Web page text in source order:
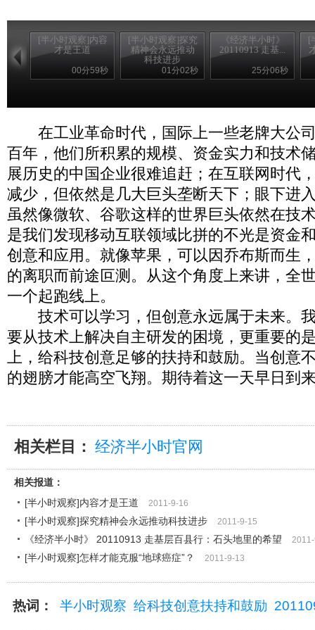
[半小时观察]内容
才是王道
00分59秒
[半小时观察]探究
精神会永远推动
科技进步
01分02秒
《经济半小时》
20110913 走基...
25分06秒
[
在工业革命时代，国际上一些老牌大公
百年，他们所积累的规模、资金实力和技术
展历史的中国企业很难追赶；在互联网时代
减少，但依然是几大巨头垄断天下；眼下进
虽然像微软、谷歌这样的世界巨头依然在技
是我们发现移动互联领域比拼的不光是资金
创意和应用。就像苹果，可以因乔布斯而生
的离职而前途叵测。从这个角度上来讲，全
一个起跑线上。
技术可以学习，但创意永远属于未来。
要从技术上解决自主研发的困境，更重要的
上，给科技创意足够的扶持和鼓励。当创意
的翅膀才能高空飞翔。期待着这一天早日到
相关栏目： 经济半小时官网
相关报道：
[半小时观察]内容才是王道
2011-9-16
[半小时观察]探究精神会永远推动科技进步 2011-9-15
《经济半小时》 20110913 走基层百县行：石头地里的希望
[半小时观察]怎样才能克服“地球癌症”？ 2011-9-13
热词： 半小时观察 给科技创意扶持和鼓励